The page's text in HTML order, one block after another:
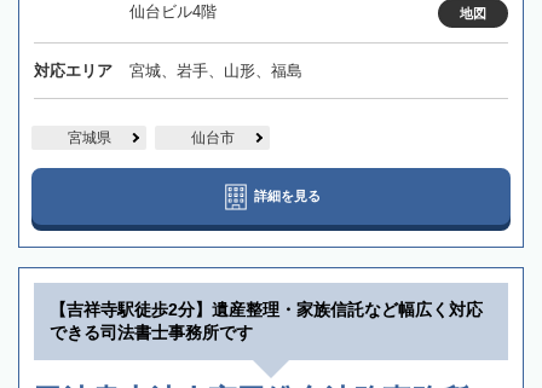
仙台ビル4階
地図
対応エリア 宮城、岩手、山形、福島
宮城県 仙台市
詳細を見る
【吉祥寺駅徒歩2分】遺産整理・家族信託など幅広く対応
できる司法書士事務所です